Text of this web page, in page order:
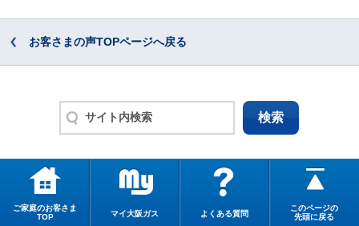
お客さまの声TOPページへ戻る
ご家庭のお客さま
TOP
マイ大阪ガス よくある質問
このページの
先頭に戻る